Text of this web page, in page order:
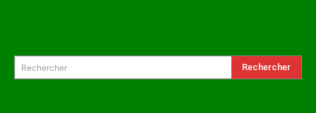
Rechercher Rechercher